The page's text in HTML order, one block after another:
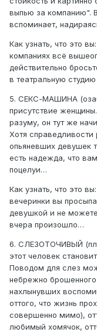
выпью за компанию".
вспоминает,
Как узнать, что это
компаниях всё
действительно
в театральную
5. СЕКС-МАШИНА
присутствие женщины.
разуму, он тут же
Хотя справедливости
опьяневших девушек
есть надежда, что
поцелуи…
Как узнать, что это
вечеринки вы
девушкой и не можете
вчера произошло…
6. СЛЕЗОТОЧИВЫЙ
этот человек
Поводом для слез
небрежно
нахлынувших
оттого, что жизнь
совершенно мимо),
любимый хомячок,